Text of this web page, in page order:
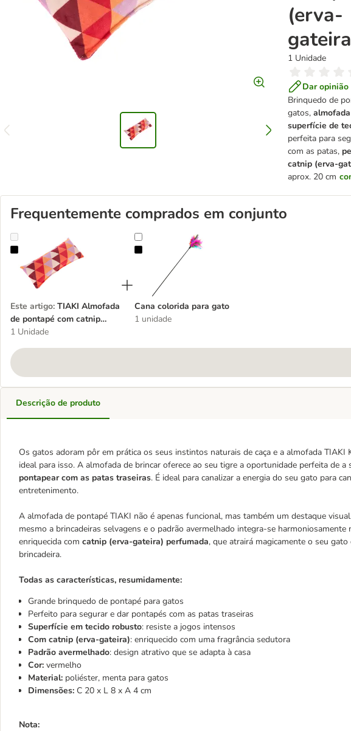
(erva-
1 Unidade
Dar opinião
Brinquedo de
gatos,
superfície de
perfeita para
com as patas,
catnip (erva-
aprox. 20 cm
Frequentemente comprados em conjunto
TIAKI Almofada de pontapé com catnip (erva-gateira)
Este artigo: TIAKI Almofada
de pontapé com catnip
(erva-gateira)
1 Unidade
Cana colorida para gato
Cana colorida para gato
1 unidade
Descrição de produto
Os gatos adoram pôr em prática os seus instintos naturais de caça e a almofada TIAKI
ideal para isso. A almofada de brincar oferece ao seu tigre a oportunidade perfeita de a
pontapear com as patas traseiras. É ideal para canalizar a energia do seu gato para
entretenimento.
A almofada de pontapé TIAKI não é apenas funcional, mas também um destaque
mesmo a brincadeiras selvagens e o padrão avermelhado integra-se harmoniosamente
enriquecida com catnip (erva-gateira) perfumada, que atrairá magicamente o seu
brincadeira.
Todas as características, resumidamente:
Grande brinquedo de pontapé para gatos
Perfeito para segurar e dar pontapés com as patas traseiras
Superfície em tecido robusto: resiste a jogos intensos
Com catnip (erva-gateira): enriquecido com uma fragrância sedutora
Padrão avermelhado: design atrativo que se adapta à casa
Cor: vermelho
Material: poliéster, menta para gatos
Dimensões: C 20 x L 8 x A 4 cm
Nota: